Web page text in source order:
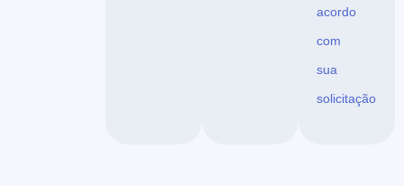
acordo
com
sua
solicitação